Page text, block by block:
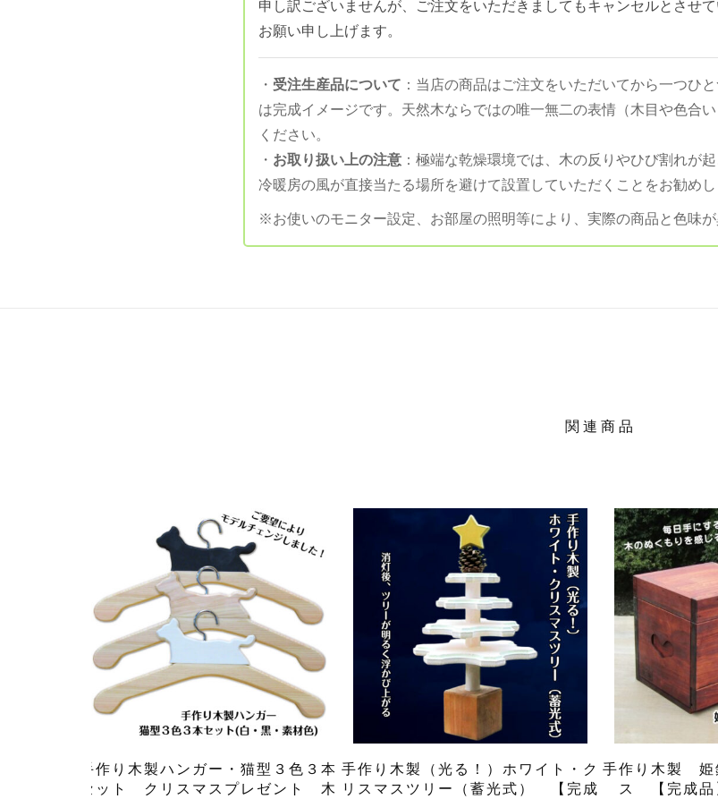
申し訳ございませんが、ご注文をいただきましてもキャンセルとさせ
お願い申し上げます。
・ 受注生産品について ：当店の商品はご注文をいただいてから一つひ
は完成イメージです。天然木ならではの唯一無二の表情（木目や色合
ください。
・ お取り扱い上の注意 ：極端な乾燥環境では、木の反りやひび割れが
冷暖房の風が直接当たる場所を避けて設置していただくことをお勧めし
※お使いのモニター設定、お部屋の照明等により、実際の商品と色味が
関連商品
手作り木製ハンガー・猫型３色３本
セット クリスマスプレゼント 木
手作り木製（光る！）ホワイト・ク
リスマスツリー（蓄光式） 【完成
手作り木製 姫
ス 【完成品